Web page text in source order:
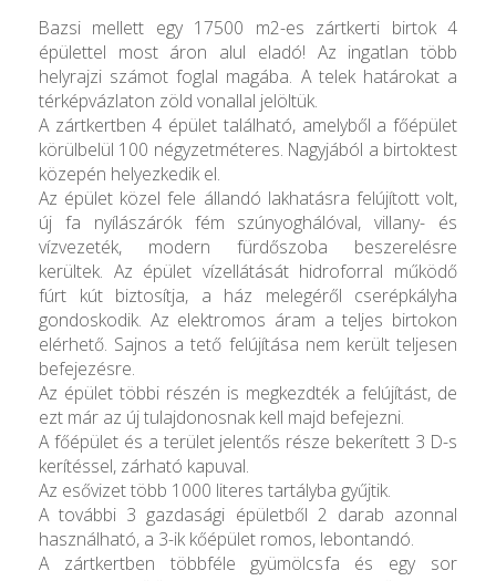
Bazsi mellett egy 17500 m2-es zártkerti birtok 4
épülettel most áron alul eladó! Az ingatlan több
helyrajzi számot foglal magába. A telek határokat a
térképvázlaton zöld vonallal jelöltük.
A zártkertben 4 épület található, amelyből a főépület
körülbelül 100 négyzetméteres. Nagyjából a birtoktest
közepén helyezkedik el.
Az épület közel fele állandó lakhatásra felújított volt,
új fa nyílászárók fém szúnyoghálóval, villany- és
vízvezeték, modern fürdőszoba beszerelésre
kerültek. Az épület vízellátását hidroforral működő
fúrt kút biztosítja, a ház melegéről cserépkályha
gondoskodik. Az elektromos áram a teljes birtokon
elérhető. Sajnos a tető felújítása nem került teljesen
befejezésre.
Az épület többi részén is megkezdték a felújítást, de
ezt már az új tulajdonosnak kell majd befejezni.
A főépület és a terület jelentős része bekerített 3 D-s
kerítéssel, zárható kapuval.
Az esővizet több 1000 literes tartályba gyűjtik.
A további 3 gazdasági épületből 2 darab azonnal
használható, a 3-ik kőépület romos, lebontandó.
A zártkertben többféle gyümölcsfa és egy sor